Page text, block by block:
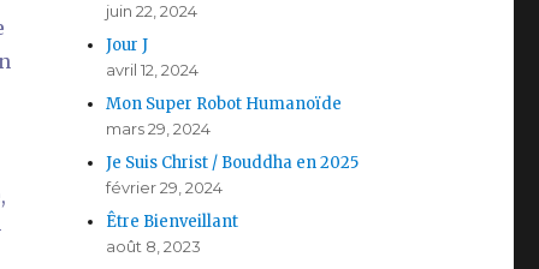
juin 22, 2024
Jour J
avril 12, 2024
Mon Super Robot Humanoïde
mars 29, 2024
Je Suis Christ / Bouddha en 2025
février 29, 2024
Être Bienveillant
août 8, 2023